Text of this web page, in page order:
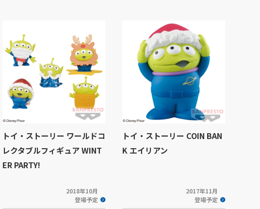
トイ・ストーリー ワールドコ
レクタブルフィギュア WINT
ER PARTY!
2018年10月
登場予定
トイ・ストーリー COIN BAN
K エイリアン
2017年11月
登場予定